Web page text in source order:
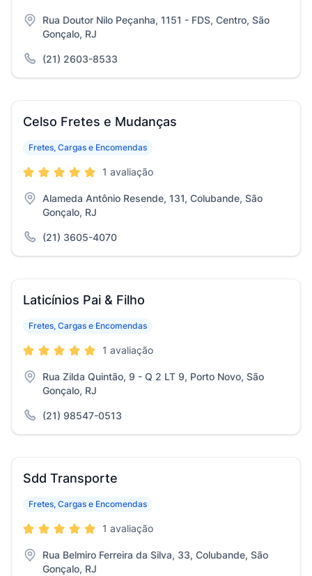
Rua Doutor Nilo Peçanha, 1151 - FDS, Centro, São
Gonçalo, RJ
(21) 2603-8533
Celso Fretes e Mudanças
Fretes, Cargas e Encomendas
1 avaliação
Alameda Antônio Resende, 131, Colubande, São
Gonçalo, RJ
(21) 3605-4070
Laticínios Pai & Filho
Fretes, Cargas e Encomendas
1 avaliação
Rua Zilda Quintão, 9 - Q 2 LT 9, Porto Novo, São
Gonçalo, RJ
(21) 98547-0513
Sdd Transporte
Fretes, Cargas e Encomendas
1 avaliação
Rua Belmiro Ferreira da Silva, 33, Colubande, São
Gonçalo, RJ